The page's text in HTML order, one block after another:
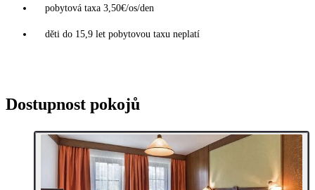
pobytová taxa 3,50€/os/den
děti do 15,9 let pobytovou taxu neplatí
Dostupnost pokojů